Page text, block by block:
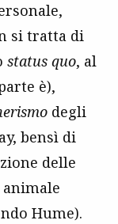
si tratta di
status quo, al
è),
degli
bensì di
delle
Hume).